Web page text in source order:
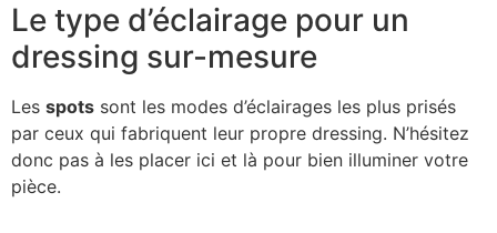
Le type d’éclairage pour un
dressing sur-mesure
Les spots sont les modes d’éclairages les plus prisés
par ceux qui fabriquent leur propre dressing. N’hésitez
donc pas à les placer ici et là pour bien illuminer votre
pièce.